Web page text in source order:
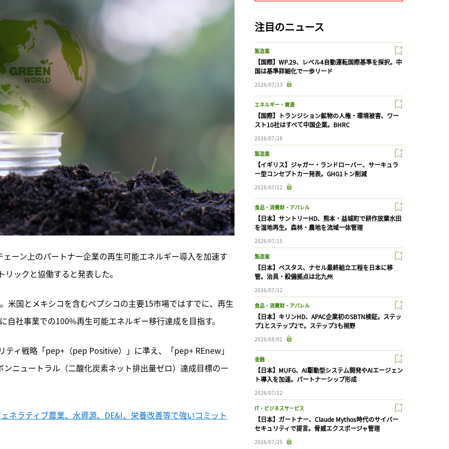
ーン上のパートナー企業の再生可能エネルギー導入を加速す
ックと協働すると発表した。
米国とメキシコを含むペプシコの主要15市場ではすでに、再生
社事業での100%再生可能エネルギー移行達成を目指す。
ィ戦略「pep+（pep Positive）」に準え、「pep+ REnew」
ニュートラル（二酸化炭素ネット排出量ゼロ）達成目標の一
ネラティブ農業、水資源、DE&I、栄養改善等で強いコミット
注目のニュース
製造業
【国際】WP.29、レベル4自動運転国際基準を採択。中
国は基準詳細化で一歩リード
2026/07/13
エネルギー・資源
【国際】トランジション鉱物の人権・環境被害、ワー
スト10社はすべて中国企業。BHRC
2026/07/28
製造業
【イギリス】ジャガー・ランドローバー、サーキュラ
ー型コンセプトカー発表。GHG1トン削減
2026/07/12
食品・消費財・アパレル
【日本】サントリーHD、熊本・益城町で耕作放棄水田
を湿地再生。森林・農地を流域一体管理
2026/07/15
製造業
【日本】ベスタス、ナセル最終組立工程を日本に移
管。治具・設備拠点は北九州
2026/07/12
食品・消費財・アパレル
【日本】キリンHD、APAC企業初のSBTN検証。ステッ
プ1とステップ2で。ステップ3も視野
2026/08/01
金融
【日本】MUFG、AI駆動型システム開発やAIエージェン
ト導入を加速。パートナーシップ形成
2026/07/12
IT・ビジネスサービス
【日本】ガートナー、Claude Mythos時代のサイバー
セキュリティで提言。脅威エクスポージャ管理
2026/07/25